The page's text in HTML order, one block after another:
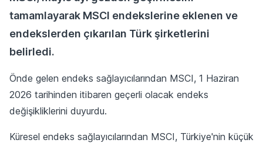
tamamlayarak MSCI endekslerine eklenen ve
endekslerden çıkarılan Türk şirketlerini
belirledi.
Önde gelen endeks sağlayıcılarından MSCI, 1 Haziran
2026 tarihinden itibaren geçerli olacak endeks
değişikliklerini duyurdu.
Küresel endeks sağlayıcılarından MSCI, Türkiye'nin küçük